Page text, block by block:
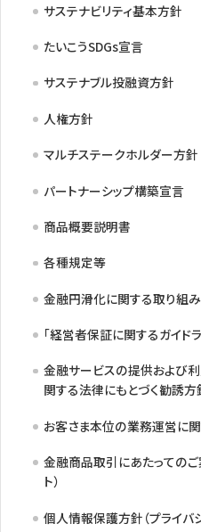
サステナビリティ基本方針
たいこうSDGs宣言
サステナブル投融資方針
人権方針
マルチステークホルダー方針
パートナーシップ構築宣言
商品概要説明書
各種規定等
金融円滑化に関する取り組
「経営者保証に関するガイド
金融サービスの提供および
関する法律にもとづく勧誘方
お客さま本位の業務運営に
金融商品取引にあたっての
ト）
個人情報保護方針（プライバ